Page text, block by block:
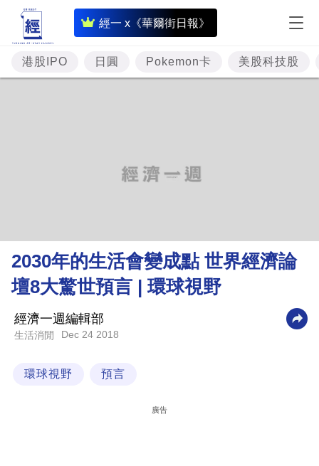
經一 x《華爾街日報》
即
時
財
經
理
財
商
業
科
港股IPO 日圓 Pokemon卡 美股科技股
2030年的生活會變成點 世界經濟論
壇8大驚世預言 | 環球視野
經濟一週編輯部
生活消閒 Dec 24 2018
環球視野 預言
廣告